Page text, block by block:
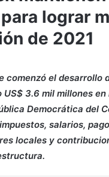
lograr
de 2021
comenzó el desarrollo
3.6 mil millones en
Democrática del
salarios,
locales y